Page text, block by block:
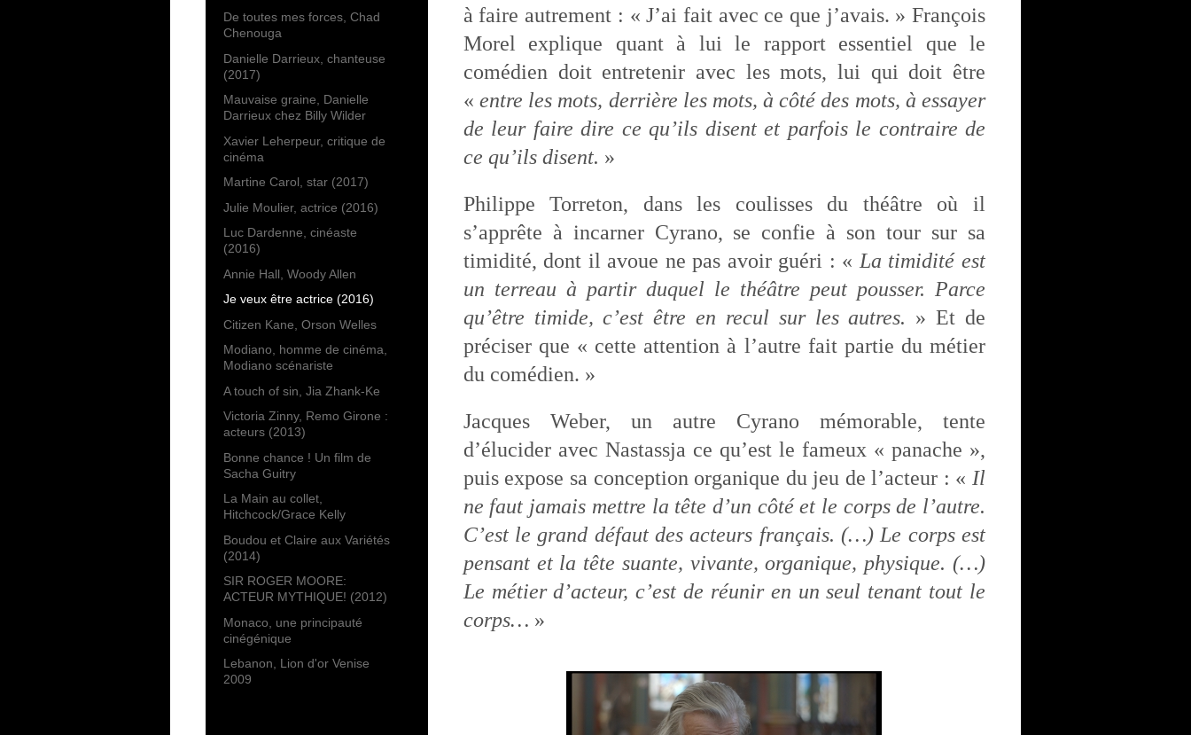
à faire autrement : « J’ai fait avec ce que j’avais. » François
Morel explique quant à lui le rapport essentiel que le
comédien doit entretenir avec les mots, lui qui doit être
« entre les mots, derrière les mots, à côté des mots, à essayer
de leur faire dire ce qu’ils disent et parfois le contraire de
ce qu’ils disent. »
Philippe Torreton, dans les coulisses du théâtre où il
s’apprête à incarner Cyrano, se confie à son tour sur sa
timidité, dont il avoue ne pas avoir guéri : «La timidité est
un terreau à partir duquel le théâtre peut pousser. Parce
qu’être timide, c’est être en recul sur les autres. » Et de
préciser que « cette attention à l’autre fait partie du métier
du comédien. »
Jacques Weber, un autre Cyrano mémorable, tente
d’élucider avec Nastassja ce qu’est le fameux « panache »,
puis expose sa conception organique du jeu de l’acteur : « Il
ne faut jamais mettre la tête d’un côté et le corps de l’autre.
C’est le grand défaut des acteurs français. (…) Le corps est
pensant et la tête suante, vivante, organique, physique. (…)
Le métier d’acteur, c’est de réunir en un seul tenant tout le
corps… »
De toutes mes forces, Chad
Chenouga
Danielle Darrieux, chanteuse
(2017)
Mauvaise graine, Danielle
Darrieux chez Billy Wilder
Xavier Leherpeur, critique de
cinéma
Martine Carol, star (2017)
Julie Moulier, actrice (2016)
Luc Dardenne, cinéaste
(2016)
Annie Hall, Woody Allen
Je veux être actrice (2016)
Citizen Kane, Orson Welles
Modiano, homme de cinéma,
Modiano scénariste
A touch of sin, Jia Zhank-Ke
Victoria Zinny, Remo Girone :
acteurs (2013)
Bonne chance ! Un film de
Sacha Guitry
La Main au collet,
Hitchcock/Grace Kelly
Boudou et Claire aux Variétés
(2014)
SIR ROGER MOORE:
ACTEUR MYTHIQUE! (2012)
Monaco, une principauté
cinégénique
Lebanon, Lion d'or Venise
2009